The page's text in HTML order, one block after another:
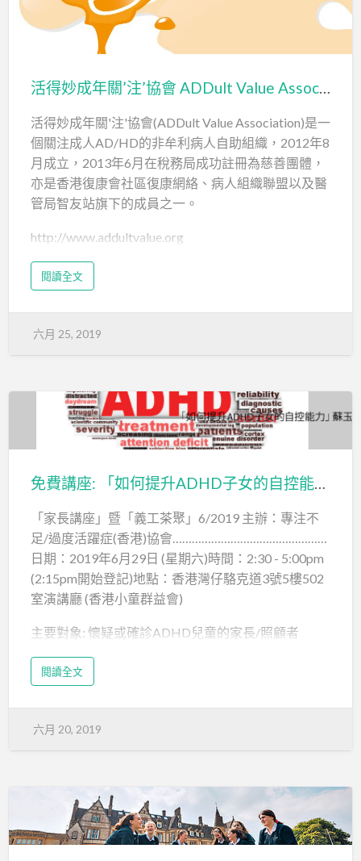
地點 ： 香港教育大學大埔露屏路10號C-LP-11演
講廳
人士
費用 ：…
活得妙成年關’注’協會 ADDult Value Association
活得妙成年關'注'協會(ADDult Value Association)是一
個關注成人AD/HD的非牟利病人自助組織，2012年8
月成立，2013年6月在稅務局成功註冊為慈善團體，
亦是香港復康會社區復康網絡、病人組織聯盟以及醫
管局智友站旗下的成員之一。
http://www.addultvalue.org
閱讀全文
六月 25, 2019
免費講座: 「如何提升ADHD子女的自控能力」 蘇玉芝博士 (葵涌醫院高級臨床心理學家)
「家長講座」暨「義工茶聚」6/2019 主辦：專注不
足/過度活躍症(香港)協會…………………………………………
日期：2019年6月29日 (星期六)時間：2:30 - 5:00pm
(2:15pm開始登記)地點：香港灣仔駱克道3號5樓502
室演講廳 (香港小童群益會)
主要對象: 懷疑或確診ADHD兒童的家長/照顧者
專題講座: 「如何提升ADHD子女的自控能力」(2:30 -
4:00pm)
講座內容 : 讓家長認識及掌握如何在家中協助ADHD
子女訓練自控能力(包括情緒與行為)
義工茶聚 (4:00 - 5:00pm)
內容 : 讓會員義工了解協會目標、架構、發展方向及
閱讀全文
六月 20, 2019